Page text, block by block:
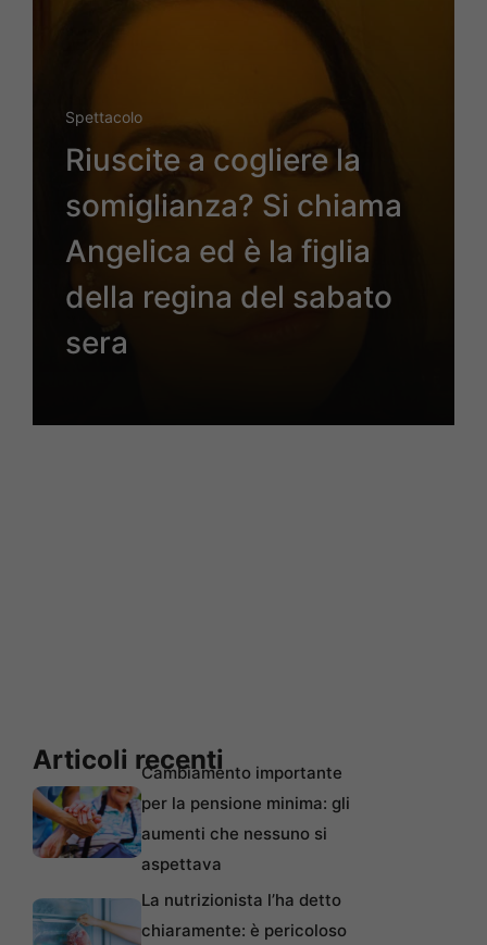
Spettacolo
Riuscite a cogliere la
somiglianza? Si chiama
Angelica ed è la figlia
della regina del sabato
sera
Articoli recentiCambiamento importante
per la pensione minima: gli
aumenti che nessuno si
aspettava
La nutrizionista l’ha detto
chiaramente: è pericoloso